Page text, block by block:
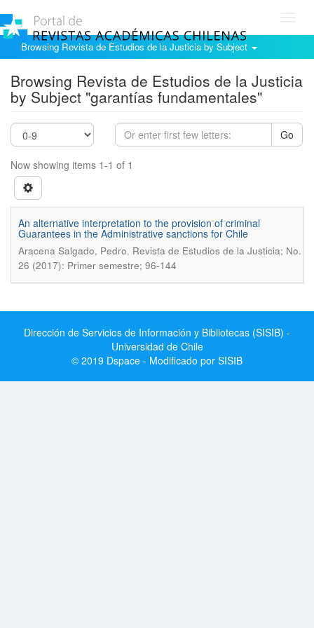
Browsing Revista de Estudios de la Justicia by Subject
Browsing Revista de Estudios de la Justicia
by Subject "garantías fundamentales"
Go
Now showing items 1-1 of 1
An alternative interpretation to the provision of criminal
Guarantees in the Administrative sanctions for Chile
Aracena Salgado, Pedro. Revista de Estudios de la Justicia; No.
26 (2017): Primer semestre; 96-144
Dirección de Servicios de Información y Bibliotecas (SISIB) -
Universidad de Chile
© 2019 Dspace - Modificado por SISIB